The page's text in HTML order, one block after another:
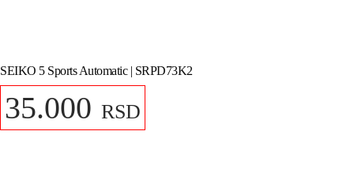
SEIKO 5 Sports Automatic | SRPD73K2
35.000 RSD